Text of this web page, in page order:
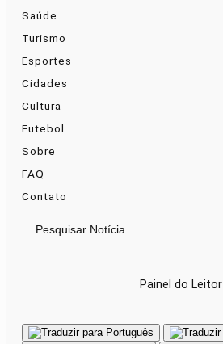
Saúde
Turismo
Esportes
Cidades
Cultura
Futebol
Sobre
FAQ
Contato
Pesquisar Notícia
Painel do Leitor